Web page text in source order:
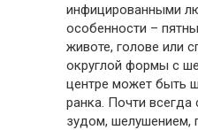
инфицированными
особенности –
животе, голове или
округлой формы с
центре может быть
ранка. Почти
зудом, шелушением,